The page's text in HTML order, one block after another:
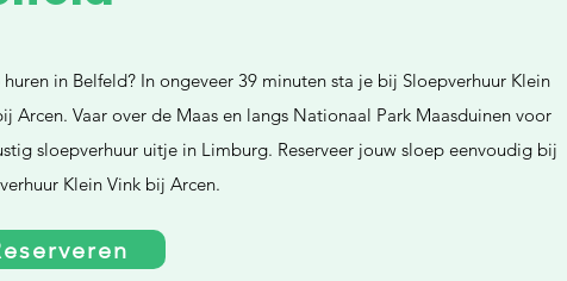
huren in Belfeld? In ongeveer 39 minuten sta je bij Sloepverhuur Klein
Arcen. Vaar over de Maas en langs Nationaal Park Maasduinen voor
sloepverhuur uitje in Limburg. Reserveer jouw sloep eenvoudig bij
Klein Vink bij Arcen.